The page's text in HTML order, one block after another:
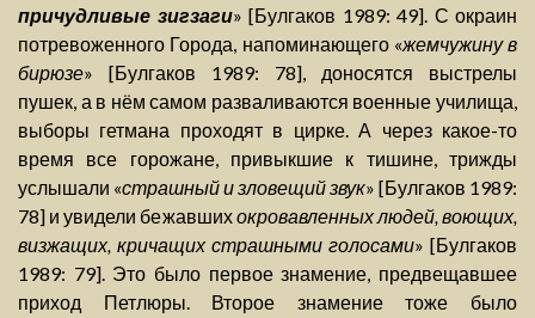
причудливые зигзаги» [Булгаков 1989: 49]. С окраин
потревоженного Города, напоминающего «жемчужину в
бирюзе» [Булгаков 1989: 78], доносятся выстрелы
пушек, а в нём самом разваливаются военные училища,
выборы гетмана проходят в цирке. А через какое-то
время все горожане, привыкшие к тишине, трижды
услышали «страшный и зловещий звук» [Булгаков 1989:
78] и увидели бежавшихокровавленных людей, воющих,
визжащих, кричащих страшными голосами» [Булгаков
1989: 79]. Это было первое знамение, предвещавшее
приход Петлюры. Второе знамение тоже было